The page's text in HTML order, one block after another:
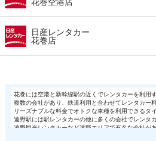
この店舗でレンタ
アクセス 花巻空港より徒歩で約
住所 花巻市東宮野目第二地
営業時間
アクセス
岩手県花巻市東宮野
店舗詳細
この店舗でレンタ
日産レンタカー
花巻店
住所 岩手県花巻市東宮野
店舗詳細 店舗詳細ページはこち
花巻には空港と新幹線駅の近くでレンタカーを利用
複数の会社があり、鉄道利用と合わせてレンタカー
リーズナブルな料金でオトクな車種を利用できるタ
遠野駅には駅レンタカーの他に多くの会社でレンタ
遠野観光レンタカーなど遠野エリアで有名な会社が
動車の車種のみを取扱いしていて禁煙車も選べます